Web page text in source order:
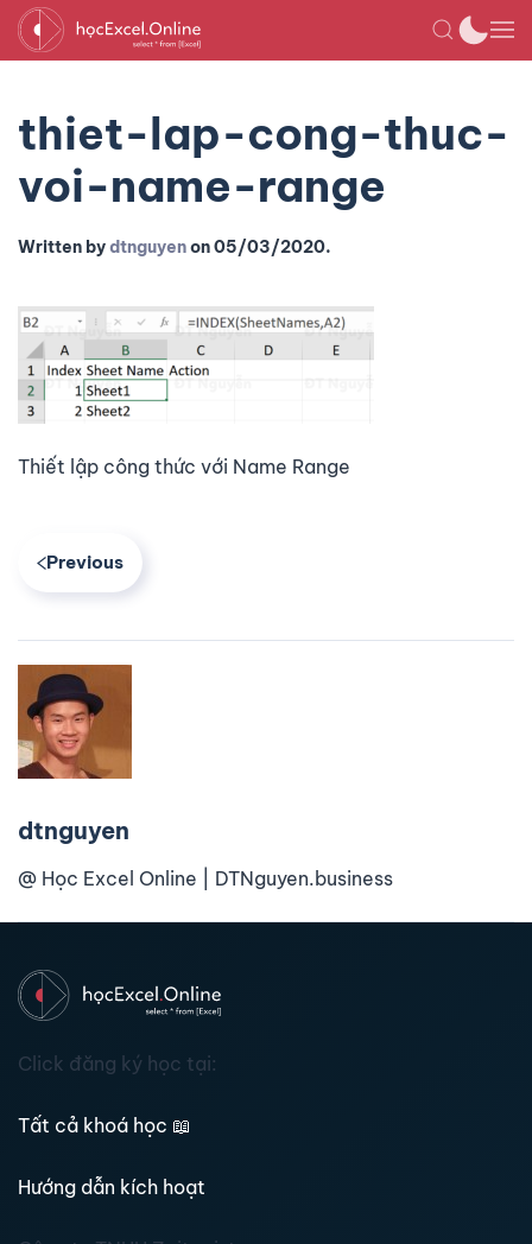
thiet-lap-cong-thuc-
voi-name-range
Written bydtnguyenon05/03/2020.
Thiết lập công thức với Name Range
Previous
dtnguyen
@ Học Excel Online | DTNguyen.business
Click đăng ký học tại:
Tất cả khoá học 📖
Hướng dẫn kích hoạt